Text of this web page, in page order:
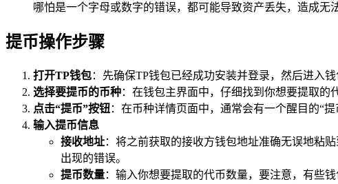
哪怕是一个字母或数字的错误，都可能导致资产丢失，造成无
提币操作步骤
打开TP钱包：先确保TP钱包已经成功安装并登录，然后进入
选择要提币的币种：在钱包主界面中，仔细找到你想要提取的
点击“提币”按钮：在币种详情页面中，通常会有一个醒目的“
输入提币信息
接收地址：将之前获取的接收方钱包地址准确无误地粘
出现的错误。
提币数量：输入你想要提取的代币数量，要注意，有些